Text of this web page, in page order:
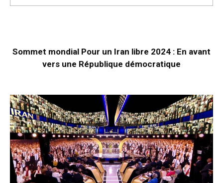
Sommet mondial Pour un Iran libre 2024 : En avant
vers une République démocratique